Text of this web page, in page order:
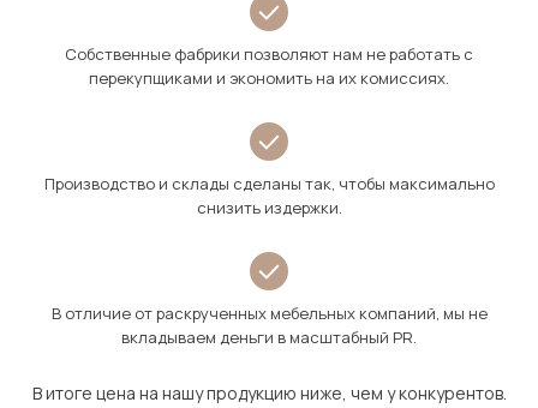
Собственные фабрики позволяют нам не работать с
перекупщиками и экономить на их комиссиях.
Производство и склады сделаны так, чтобы максимально
снизить издержки.
В отличие от раскрученных мебельных компаний, мы не
вкладываем деньги в масштабный PR.
В итоге цена на нашу продукцию ниже, чем у конкурентов.